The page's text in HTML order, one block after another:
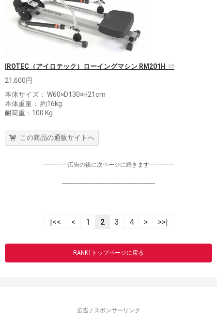
IROTEC（アイロテック）ローイングマシン RM201H
21,600円
本体サイズ： W60×D130×H21cm
本体重量： 約16kg
耐荷重：100 Kg
この商品の通販サイトへ
-----------------広告の後に次ページに続きます-----------------
----------------------------------------------------------------
|<< < 1 2 3 4 > >>|
RANK1トップページに戻る
広告 / スポンサーリンク